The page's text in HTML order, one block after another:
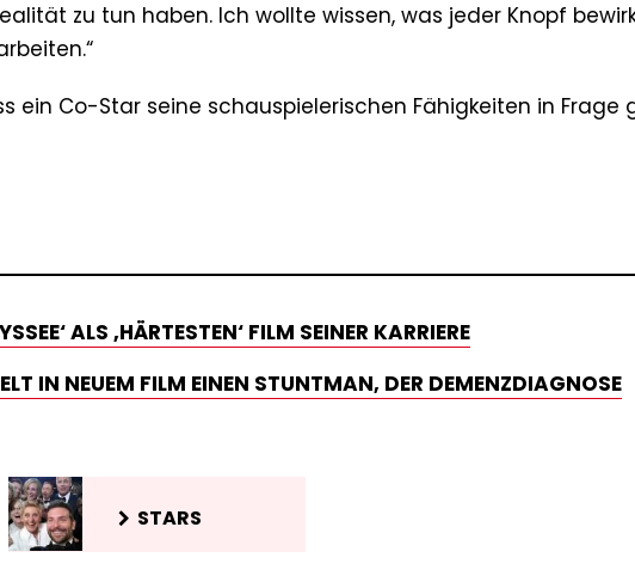
zu tun haben. Ich wollte wissen, was jeder Knopf
ein Co-Star seine schauspielerischen Fähigkeiten in Frage
ALS ‚HÄRTESTEN‘ FILM SEINER KARRIERE
IN NEUEM FILM EINEN STUNTMAN, DER DEMENZDIAGNOSE
STARS